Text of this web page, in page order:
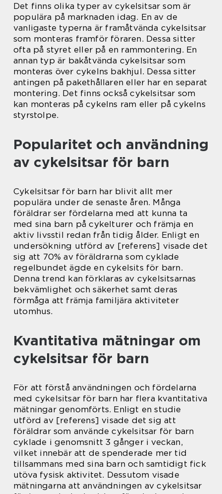
Det finns olika typer av cykelsitsar som är
populära på marknaden idag. En av de
vanligaste typerna är framåtvända cykelsitsar
som monteras framför föraren. Dessa sitter
ofta på styret eller på en rammontering. En
annan typ är bakåtvända cykelsitsar som
monteras över cykelns bakhjul. Dessa sitter
antingen på pakethållaren eller har en separat
montering. Det finns också cykelsitsar som
kan monteras på cykelns ram eller på cykelns
styrstolpe.
Popularitet och användning
av cykelsitsar för barn
Cykelsitsar för barn har blivit allt mer
populära under de senaste åren. Många
föräldrar ser fördelarna med att kunna ta
med sina barn på cykelturer och främja en
aktiv livsstil redan från tidig ålder. Enligt en
undersökning utförd av [referens] visade det
sig att 70% av föräldrarna som cyklade
regelbundet ägde en cykelsits för barn.
Denna trend kan förklaras av cykelsitsarnas
bekvämlighet och säkerhet samt deras
förmåga att främja familjära aktiviteter
utomhus.
Kvantitativa mätningar om
cykelsitsar för barn
För att förstå användningen och fördelarna
med cykelsitsar för barn har flera kvantitativa
mätningar genomförts. Enligt en studie
utförd av [referens] visade det sig att
föräldrar som använde cykelsitsar för barn
cyklade i genomsnitt 3 gånger i veckan,
vilket innebär att de spenderade mer tid
tillsammans med sina barn och samtidigt fick
utöva fysisk aktivitet. Dessutom visade
mätningarna att användningen av cykelsitsar